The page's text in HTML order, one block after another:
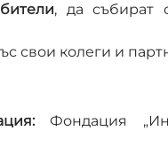
, да събират
свои колеги и
Фондация